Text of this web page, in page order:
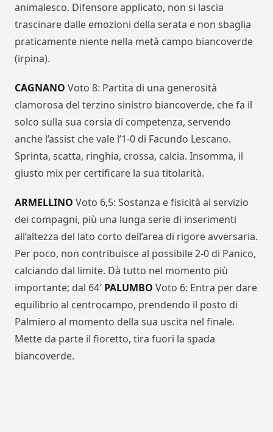
animalesco. Difensore applicato, non si lascia
trascinare dalle emozioni della serata e non sbaglia
praticamente niente nella metà campo biancoverde
(irpina).
CAGNANO Voto 8: Partita di una generosità
clamorosa del terzino sinistro biancoverde, che fa il
solco sulla sua corsia di competenza, servendo
anche l’assist che vale l’1-0 di Facundo Lescano.
Sprinta, scatta, ringhia, crossa, calcia. Insomma, il
giusto mix per certificare la sua titolarità.
ARMELLINO Voto 6,5: Sostanza e fisicità al servizio
dei compagni, più una lunga serie di inserimenti
all’altezza del lato corto dell’area di rigore avversaria.
Per poco, non contribuisce al possibile 2-0 di Panico,
calciando dal limite. Dà tutto nel momento più
importante; dal 64′ PALUMBO Voto 6: Entra per dare
equilibrio al centrocampo, prendendo il posto di
Palmiero al momento della sua uscita nel finale.
Mette da parte il fioretto, tira fuori la spada
biancoverde.